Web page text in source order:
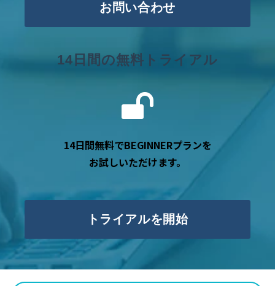
お問い合わせ
14日間の無料トライアル
14日間無料でBEGINNERプランを
お試しいただけます。
トライアルを開始